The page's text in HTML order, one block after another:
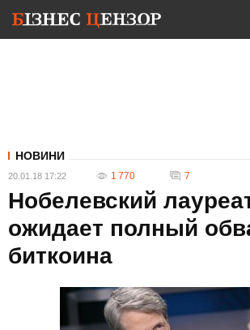
НОВИНИ
20.01.18 17:22 1 770 7
Нобелевский
ожидает полный
биткоина